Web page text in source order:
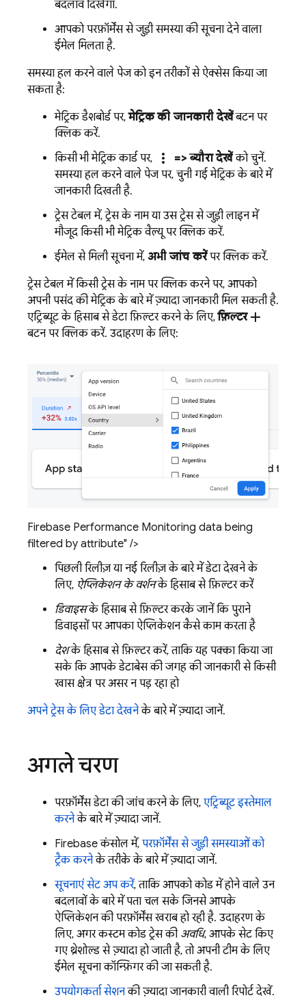
बदलाव दिखेगा.
आपको परफ़ॉर्मेंस से जुड़ी समस्या की सूचना देने वाला
ईमेल मिलता है.
समस्या हल करने वाले पेज को इन तरीकों से ऐक्सेस किया जा
सकता है:
मेट्रिक डैशबोर्ड पर,मेट्रिक की जानकारी देखेंबटन पर
क्लिक करें.
किसी भी मेट्रिक कार्ड पर,
more_vert => ब्यौरा देखेंको चुनें.
समस्या हल करने वाले पेज पर, चुनी गई मेट्रिक के बारे में
जानकारी दिखती है.
ट्रेस टेबल में, ट्रेस के नाम या उस ट्रेस से जुड़ी लाइन में
मौजूद किसी भी मेट्रिक वैल्यू पर क्लिक करें.
ईमेल से मिली सूचना में, अभी जांच करेंपर क्लिक करें.
ट्रेस टेबल में किसी ट्रेस के नाम पर क्लिक करने पर, आपको
अपनी पसंद की मेट्रिक के बारे में ज़्यादा जानकारी मिल सकती है.
एट्रिब्यूट के हिसाब से डेटा फ़िल्टर करने के लिए,फ़िल्टरadd
बटन पर क्लिक करें. उदाहरण के लिए:
Firebase Performance Monitoring data being
filtered by attribute" />
पिछली रिलीज़ या नई रिलीज़ के बारे में डेटा देखने के
लिए, ऐप्लिकेशन के वर्शनके हिसाब से फ़िल्टर करें
डिवाइसके हिसाब से फ़िल्टर करके जानें कि पुराने
डिवाइसों पर आपका ऐप्लिकेशन कैसे काम करता है
देशके हिसाब से फ़िल्टर करें, ताकि यह पक्का किया जा
सके कि आपके डेटाबेस की जगह की जानकारी से किसी
खास क्षेत्र पर असर न पड़ रहा हो
अपने ट्रेस के लिए डेटा देखनेके बारे में ज़्यादा जानें.
अगले चरण
परफ़ॉर्मेंस डेटा की जांच करने के लिए, एट्रिब्यूट इस्तेमाल
करनेके बारे में ज़्यादा जानें.
Firebaseकंसोल में, परफ़ॉर्मेंस से जुड़ी समस्याओं को
ट्रैक करनेके तरीके के बारे में ज़्यादा जानें.
सूचनाएं सेट अप करें, ताकि आपको कोड में होने वाले उन
बदलावों के बारे में पता चल सके जिनसे आपके
ऐप्लिकेशन की परफ़ॉर्मेंस खराब हो रही है. उदाहरण के
लिए, अगर कस्टम कोड ट्रेस की अवधि, आपके सेट किए
गए थ्रेशोल्ड से ज़्यादा हो जाती है, तो अपनी टीम के लिए
ईमेल सूचना कॉन्फ़िगर की जा सकती है.
उपयोगकर्ता सेशनकी ज़्यादा जानकारी वाली रिपोर्ट देखें.